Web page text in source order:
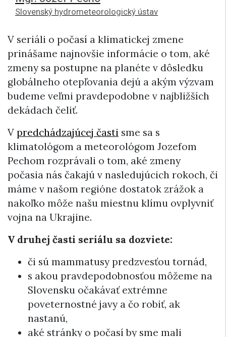
Slovenský hydrometeorologický ústav
V seriáli o počasí a klimatickej zmene
prinášame najnovšie informácie o tom, aké
zmeny sa postupne na planéte v dôsledku
globálneho otepľovania dejú a akým výzvam
budeme veľmi pravdepodobne v najbližších
dekádach čeliť.
V predchádzajúcej časti sme sa s
klimatológom a meteorológom Jozefom
Pechom rozprávali o tom, aké zmeny
počasia nás čakajú v nasledujúcich rokoch, či
máme v našom regióne dostatok zrážok a
nakoľko môže našu miestnu klímu ovplyvniť
vojna na Ukrajine.
V druhej časti seriálu sa dozviete:
či sú mammatusy predzvesťou tornád,
s akou pravdepodobnosťou môžeme na
Slovensku očakávať extrémne
poveternostné javy a čo robiť, ak
nastanú,
aké stránky o počasí by sme mali